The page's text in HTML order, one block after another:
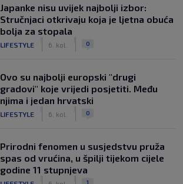
Japanke nisu uvijek najbolji izbor:
Stručnjaci otkrivaju koja je ljetna obuća
bolja za stopala
LIFESTYLE 6. kol. 0
Ovo su najbolji europski "drugi
gradovi" koje vrijedi posjetiti. Među
njima i jedan hrvatski
LIFESTYLE 6. kol. 0
Prirodni fenomen u susjedstvu pruža
spas od vrućina, u špilji tijekom cijele
godine 11 stupnjeva
1